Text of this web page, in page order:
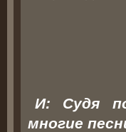
И: Судя
многие